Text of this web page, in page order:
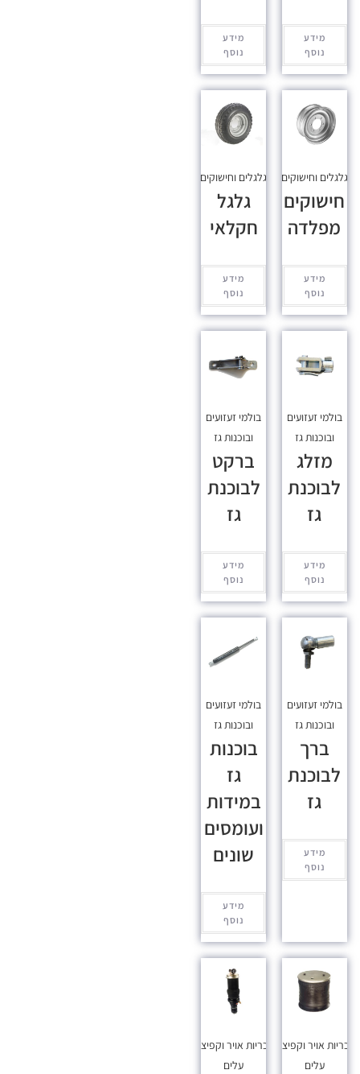
מידע
נוסף
מידע
נוסף
גלגלים וחישוקים
חישוקים
מפלדה
מידע
נוסף
גלגלים וחישוקים
גלגל
חקלאי
מידע
נוסף
בולמי זעזועים
ובוכנות גז
מזלג
לבוכנת
גז
מידע
נוסף
בולמי זעזועים
ובוכנות גז
ברקט
לבוכנת
גז
מידע
נוסף
בולמי זעזועים
ובוכנות גז
ברך
לבוכנת
גז
מידע
נוסף
בולמי זעזועים
ובוכנות גז
בוכנות
גז
במידות
ועומסים
שונים
מידע
נוסף
כריות אויר וקפיצי
עלים
כריות אויר וקפיצי
עלים